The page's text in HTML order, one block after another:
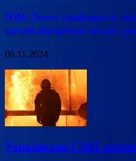
NBC News сообщил о
колеблющемся штате
06.11.2024
Украинские СМИ